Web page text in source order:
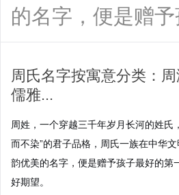
的名字，便是赠
周氏名字按寓意分类：
儒雅...
周姓，一个穿越三千年岁月长河的姓
而不染”的君子品格，周氏一族在中华
韵优美的名字，便是赠予孩子最好的
好期望。